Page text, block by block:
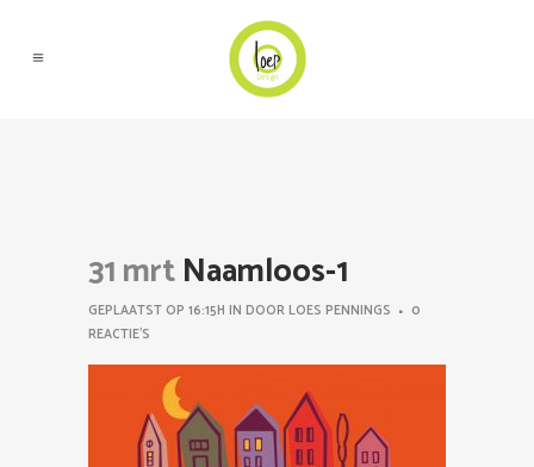
31 mrtNaamloos-1
GEPLAATST OP 16:15H IN DOORLOES PENNINGS
0
REACTIE'S